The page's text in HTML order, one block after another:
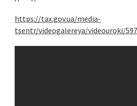
https://tax.gov.ua/media-
tsentr/videogalereya/videouroki/